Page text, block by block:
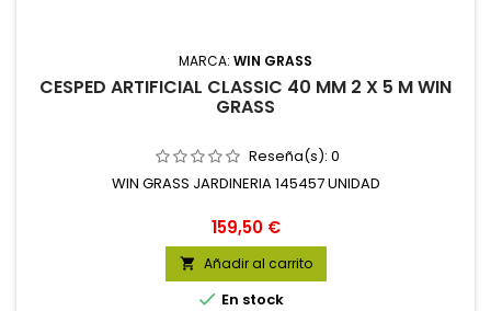
MARCA: WIN GRASS
CESPED ARTIFICIAL CLASSIC 40 MM 2 X 5 M WIN
GRASS
Reseña(s): 0
WIN GRASS JARDINERIA 145457 UNIDAD
Precio
159,50 €
 Añadir al carrito
 En stock